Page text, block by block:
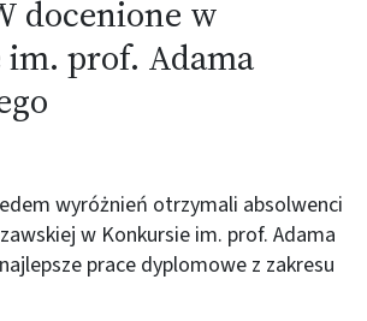
docenione w
prof. Adama
wyróżnień otrzymali absolwenci
w Konkursie im. prof. Adama
prace dyplomowe z zakresu